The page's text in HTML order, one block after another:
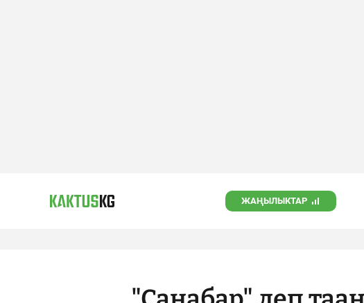
ЖАҢЫЛЫКТАР